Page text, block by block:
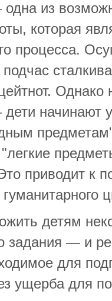
из
которая
процесса.
дети начинают
приводит к
детям
задания — и
для
ущерба для